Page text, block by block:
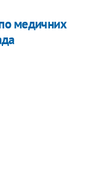
медичних